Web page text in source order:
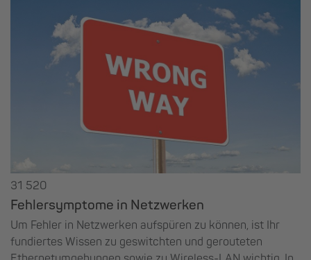
31 520
Fehlersymptome in Netzwerken
Um Fehler in Netzwerken aufspüren zu können, ist Ihr
fundiertes Wissen zu geswitchten und gerouteten